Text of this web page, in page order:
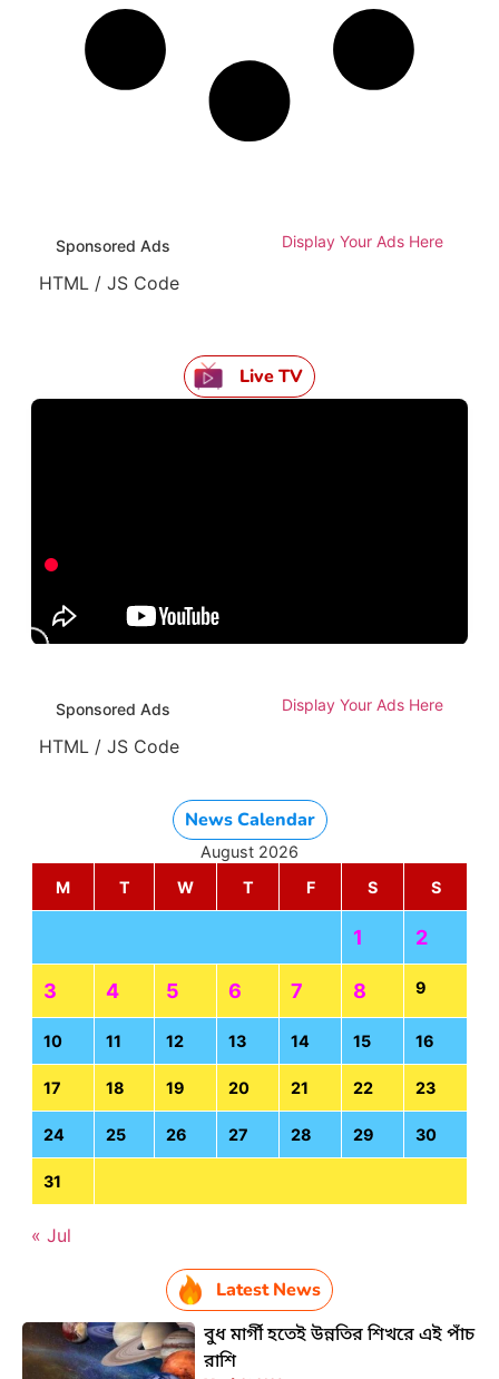
Sponsored Ads Display Your Ads Here
HTML / JS Code
Live TV
Sponsored Ads Display Your Ads Here
HTML / JS Code
News Calendar
August 2026
M
T W T F S S
1 2
3 4 5 6 7 8 9
10 11 12 13 14 15 16
17 18 19 20 21 22 23
24 25 26 27 28 29 30
31
« Jul
Latest News
বুধ মার্গী হতেই উন্নতির শিখরে এই পাঁচ
রাশি